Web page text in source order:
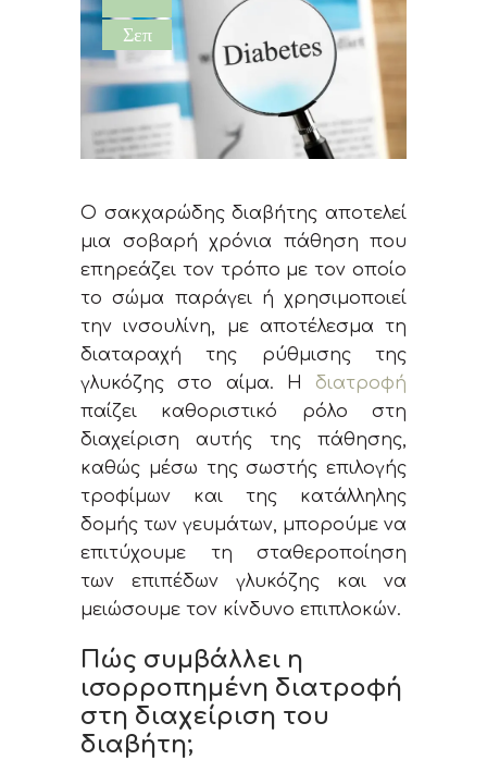
Σεπ
Ο σακχαρώδης διαβήτης αποτελεί
μια σοβαρή χρόνια πάθηση που
επηρεάζει τον τρόπο με τον οποίο
το σώμα παράγει ή χρησιμοποιεί
την ινσουλίνη, με αποτέλεσμα τη
διαταραχή της ρύθμισης της
γλυκόζης στο αίμα. Η διατροφή
παίζει καθοριστικό ρόλο στη
διαχείριση αυτής της πάθησης,
καθώς μέσω της σωστής επιλογής
τροφίμων και της κατάλληλης
δομής των γευμάτων, μπορούμε να
επιτύχουμε τη σταθεροποίηση
των επιπέδων γλυκόζης και να
μειώσουμε τον κίνδυνο επιπλοκών.
Πώς συμβάλλει η
ισορροπημένη διατροφή
στη διαχείριση του
διαβήτη;